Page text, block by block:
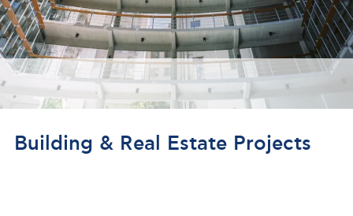
Building & Real Estate Projects